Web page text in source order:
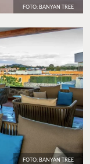
FOTO: BANYAN TREE
FOTO: BANYAN TREE